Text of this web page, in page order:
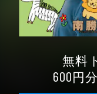
無料
600円